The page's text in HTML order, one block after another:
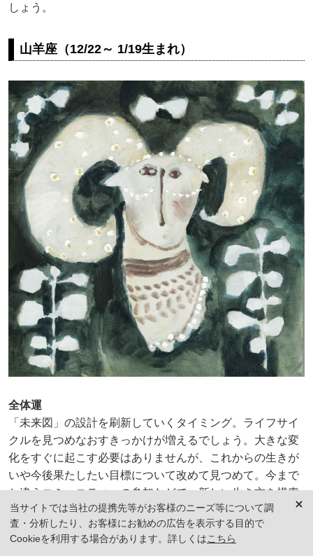
しょう。
山羊座（12/22～ 1/19生まれ）
全体運
「未来図」の設計を刷新していくタイミング。ライフサイ
クルを見つめなおすきっかけが増えるでしょう。大きな変
化をすぐに起こす必要はありませんが、これからの生きが
いや今後果たしたい目標について改めて見つめて。今まで
と違うコミュニティへの参加などで、新しい生き方を模索
するのもあり。ただし、SNSなどの華やかな情報に惑わさ
れて、あなたらしくない道を選択しないよう注意しましょ
う。
当サイトでは当社の提携先等がお客様のニーズ等について調
査・分析したり、お客様にお勧めの広告を表示する目的で
Cookieを利用する場合があります。詳しくはこちら